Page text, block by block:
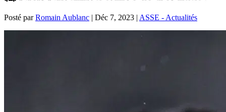
Posté parRomain Aublanc | Déc 7, 2023 | ASSE - Actualités